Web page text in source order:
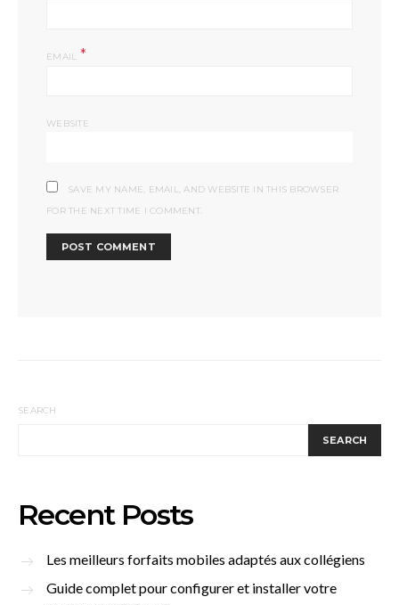
EMAIL *
WEBSITE
SAVE MY NAME, EMAIL, AND WEBSITE IN THIS BROWSER
FOR THE NEXT TIME I COMMENT.
SEARCH
SEARCH
Recent Posts
Les meilleurs forfaits mobiles adaptés aux collégiens
Guide complet pour configurer et installer votre